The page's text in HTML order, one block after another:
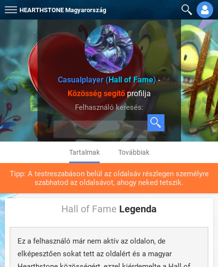
HEARTHSTONE Magyarország
Casualplayer (Hall of Fame)-
Közösség segítőprofilja
Felhasználó keresés:
Tartalmak Továbbiak
Tipp: A testreszabáson belül az oldalsáv részlegen személyre
szabhatod az oldalsávot, ahogy neked tetszik.
Hall of Fame Legenda
Ez a felhasználó már nem aktív az oldalon, de
elképesztően sokat tett az oldalért és a magyar